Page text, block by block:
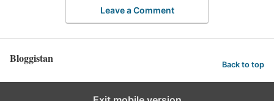
Leave a Comment
Bloggistan Back to top